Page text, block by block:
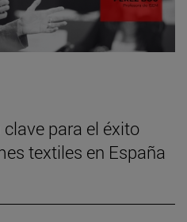
para el éxito
textiles en España